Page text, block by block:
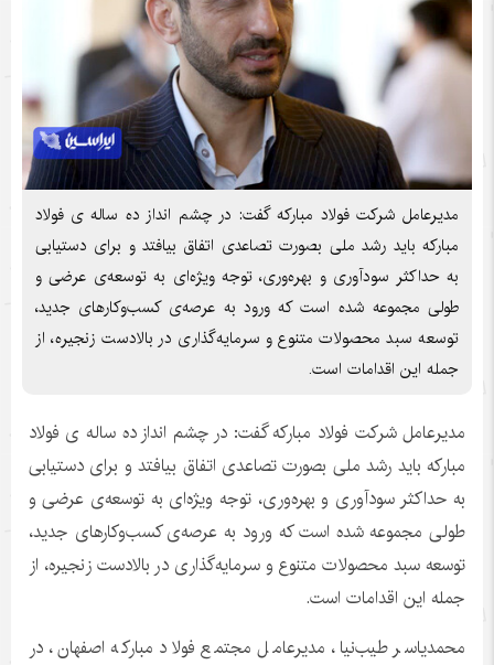
مدیرعامل شرکت فولاد مبارکه گفت: در چشم انداز ده ساله ی فولاد
مبارکه باید رشد ملی بصورت تصاعدی اتفاق بیافتد و برای دستیابی
به حداکثر سودآوری و بهره‌وری، توجه ویژه‌ای به توسعه‌ی عرضی و
طولی مجموعه شده است که ورود به عرصه‌ی کسب‌وکارهای جدید،
توسعه سبد محصولات متنوع و سرمایه‌گذاری در بالادست زنجیره، از
جمله این اقدامات است.
مدیرعامل شرکت فولاد مبارکه گفت: در چشم انداز ده ساله ی فولاد
مبارکه باید رشد ملی بصورت تصاعدی اتفاق بیافتد و برای دستیابی
به حداکثر سودآوری و بهره‌وری، توجه ویژه‌ای به توسعه‌ی عرضی و
طولی مجموعه شده است که ورود به عرصه‌ی کسب‌وکارهای جدید،
توسعه سبد محصولات متنوع و سرمایه‌گذاری در بالادست زنجیره، از
جمله این اقدامات است.
محمدیاسر طیب‌نیا، مدیرعامل مجتمع فولاد مبارکه اصفهان، در